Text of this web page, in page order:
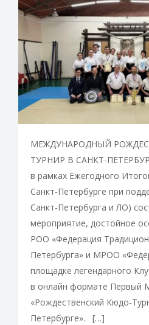
МЕЖДУНАРОДНЫЙ
ТУРНИР В САНКТ-
в рамках Ежегодного
Санкт-Петербурге при
Санкт-Петербурга и ЛО)
мероприятие, достойное
РОО «Федерация
Петербурга» и МРОО
площадке легендарного
в онлайн формате Первый
«Рождественский Кюдо-
Петербурге». […]